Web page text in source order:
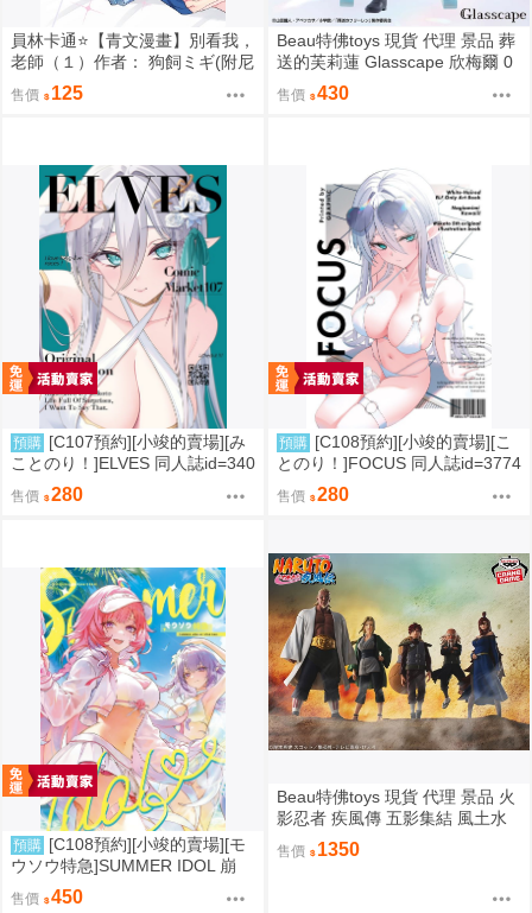
員林卡通⭐️【青文漫畫】別看我，
老師（１）作者： 狗飼ミギ(附尼
采書套)
售價 125
Beau特佛toys 現貨 代理 景品 葬
送的芙莉蓮 Glasscape 欣梅爾 0
售價 430
預購 [C107預約][小竣的賣場][み
ことのり！]ELVES 同人誌id=340
9788
售價 280
預購 [C108預約][小竣的賣場][こ
とのり！]FOCUS 同人誌id=3774
475
售價 280
預購 [C108預約][小竣的賣場][モ
ウソウ特急]SUMMER IDOL 崩
壞：星穹鐵道 同人誌id=3758363
售價 450
Beau特佛toys 現貨 代理 景品 火
影忍者 疾風傳 五影集結 風土水
影 我愛羅 大野木 照美冥 0302
售價 1350